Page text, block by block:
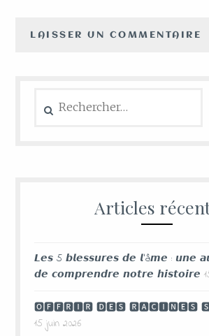
Articles
𝙇𝙚𝙨 5 𝙗𝙡𝙚𝙨𝙨𝙪𝙧𝙚𝙨 𝙙𝙚 𝙡’â𝙢𝙚 : 𝙪𝙣𝙚
𝙙𝙚 𝙘𝙤𝙢𝙥𝙧𝙚𝙣𝙙𝙧𝙚 𝙣𝙤𝙩𝙧𝙚 𝙝𝙞𝙨𝙩𝙤𝙞𝙧𝙚
🅾🅵🅵🆁🅸🆁 🅳🅴🆂 🆁🅰🅲🅸🅽🅴🆂
15 juin 2026